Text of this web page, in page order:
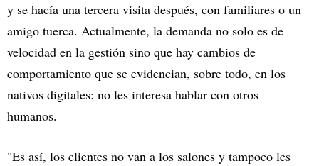
y se hacía una tercera visita después, con familiares o un
amigo tuerca. Actualmente, la demanda no solo es de
velocidad en la gestión sino que hay cambios de
comportamiento que se evidencian, sobre todo, en los
nativos digitales: no les interesa hablar con otros
humanos.
"Es así, los clientes no van a los salones y tampoco les